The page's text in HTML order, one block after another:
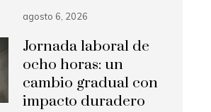
agosto 6, 2026
Jornada laboral de
ocho horas: un
cambio gradual con
impacto duradero